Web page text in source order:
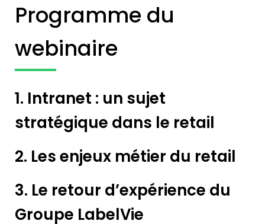
Programme du
webinaire
1. Intranet : un sujet
stratégique dans le retail
2. Les enjeux métier du retail
3. Le retour d’expérience du
Groupe LabelVie